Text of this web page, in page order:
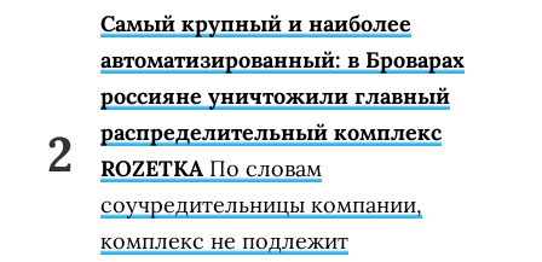
Самый крупный и наиболее
автоматизированный: в Броварах
россияне уничтожили главный
распределительный комплекс
ROZETKA По словам
соучредительницы компании,
комплекс не подлежит